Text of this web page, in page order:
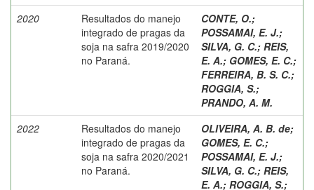
2020
Resultados do manejo
integrado de pragas da
soja na safra 2019/2020
no Paraná.
CONTE, O.;
POSSAMAI, E. J.;
SILVA, G. C.; REIS,
E. A.; GOMES, E. C.;
FERREIRA, B. S. C.;
ROGGIA, S.;
PRANDO, A. M.
2022
Resultados do manejo
integrado de pragas da
soja na safra 2020/2021
no Paraná.
OLIVEIRA, A. B. de;
GOMES, E. C.;
POSSAMAI, E. J.;
SILVA, G. C.; REIS,
E. A.; ROGGIA, S.;